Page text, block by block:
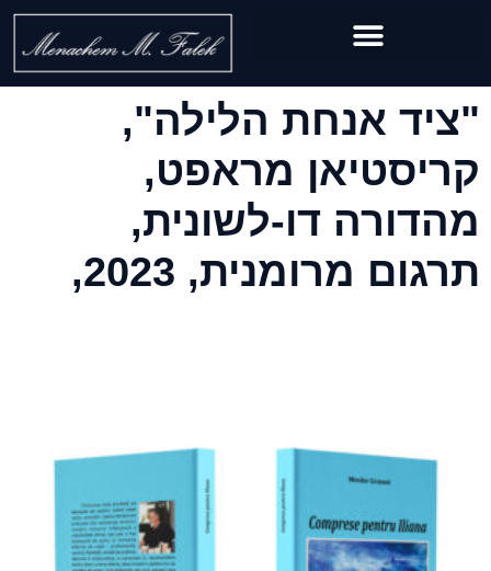
"ציד אנחת הלילה",
קריסטיאן מראפט,
מהדורה דו-לשונית,
תרגום מרומנית, 2023,